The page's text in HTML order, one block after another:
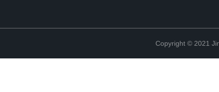
Copyright © 2021